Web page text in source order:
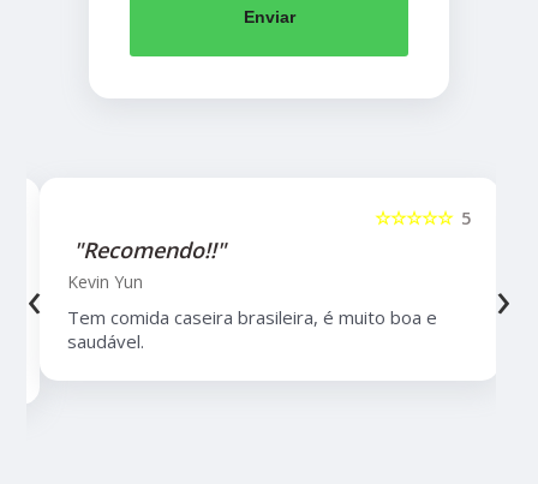
Enviar
5
☆☆☆☆☆
"Recomendo!!"
Kevin Yun
Tem comida caseira brasileira, é muito boa e
saudável.
‹ ›